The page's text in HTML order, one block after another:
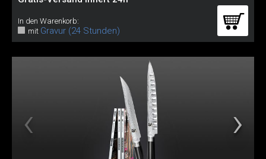
In den Warenkorb:
mit Gravur (24 Stunden)